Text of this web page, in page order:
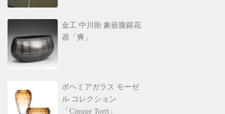
金工 中川衛 象嵌朧銀花
器「爽」
ボヘミアガラス モーゼ
ル コレクション
「Cinque Torri」